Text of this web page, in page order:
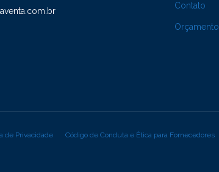
Contato
Orçamento
de Privacidade Código de Conduta e Ética para Fornecedores